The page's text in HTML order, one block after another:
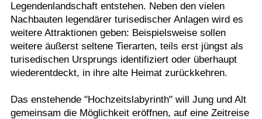
Legendenlandschaft entstehen. Neben den vielen
Nachbauten legendärer turisedischer Anlagen wird es
weitere Attraktionen geben: Beispielsweise sollen
weitere äußerst seltene Tierarten, teils erst jüngst als
turisedischen Ursprungs identifiziert oder überhaupt
wiederentdeckt, in ihre alte Heimat zurückkehren.
Das enstehende "Hochzeitslabyrinth" will Jung und Alt
gemeinsam die Möglichkeit eröffnen, auf eine Zeitreise